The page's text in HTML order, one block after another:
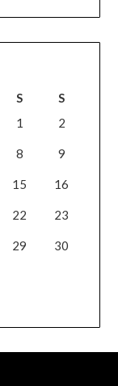
S
S
1
2
8 9
15 16
22 23
29 30